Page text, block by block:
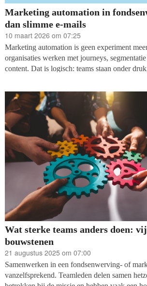
Marketing automation in
dan slimme e-mails
10 maart 2026 om 07:25
Marketing automation is geen experiment
organisaties werken met journeys,
content. Dat is logisch: teams staan onder
belooft grip, snelheid en schaal.
Wat sterke teams anders doen:
bouwstenen
21 augustus 2025 om 07:00
Samenwerken in een fondsenwerving- of
vanzelfsprekend. Teamleden delen samen